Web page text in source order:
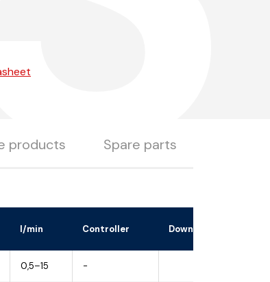
products Spare parts
l/min Controller Download the 3D file
0,5–15 -